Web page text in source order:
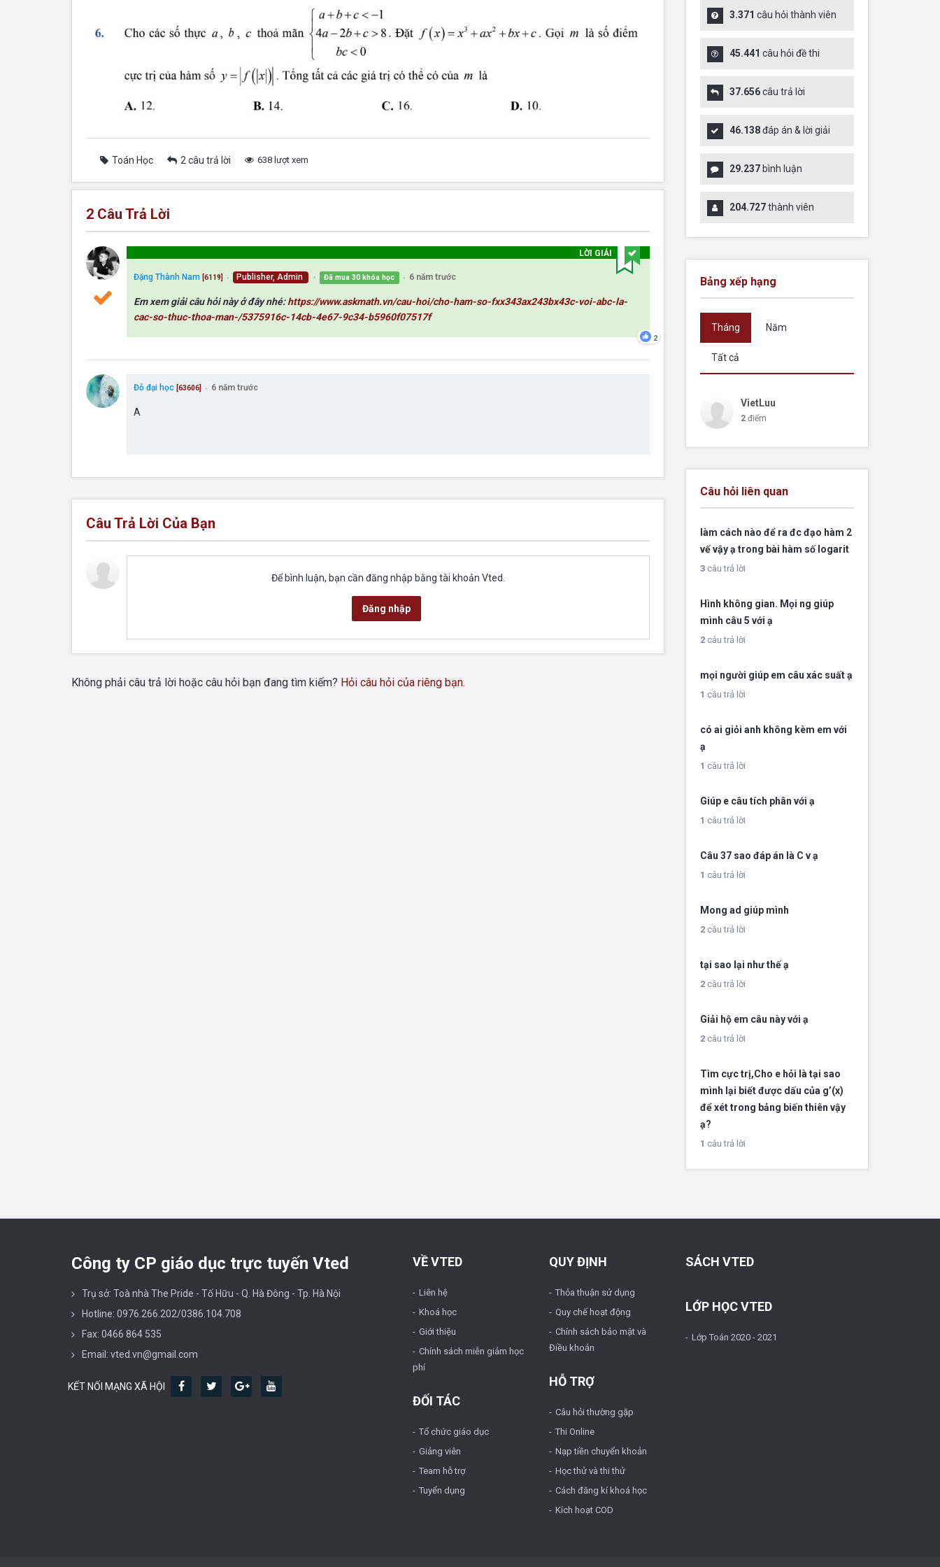
Toán Học 2 câu trả lời 638 lượt xem
2 Câu Trả Lời
LỜI GIẢI
Đặng Thành Nam [6119] ● Publisher, Admin ● Đã mua 30 khóa học ● 6 năm trước
Em xem giải câu hỏi này ở đây nhé:https://www.askmath.vn/cau-hoi/cho-ham-so-fxx343ax243bx43c-voi-abc-la-
cac-so-thuc-thoa-man-/5375916c-14cb-4e67-9c34-b5960f07517f
2
Đỗ đại học [63606] ● 6 năm trước
A
Câu Trả Lời Của Bạn
Để bình luận, bạn cần đăng nhập bằng tài khoản Vted.
Đăng nhập
Không phải câu trả lời hoặc câu hỏi bạn đang tìm kiếm? Hỏi câu hỏi của riêng bạn.
3.371 câu hỏi thành viên
45.441 câu hỏi đề thi
37.656câu trả lời
46.138đáp án & lời giải
29.237bình luận
204.727thành viên
Bảng xếp hạng
Tháng Năm
Tất cả
VietLuu
2điểm
Câu hỏi liên quan
làm cách nào để ra đc đạo hàm 2
vế vậy ạ trong bài hàm số logarit
3câu trả lời
Hình không gian. Mọi ng giúp
mình câu 5 với ạ
2câu trả lời
mọi người giúp em câu xác suất ạ
1 câu trả lời
có ai giỏi anh không kèm em với
ạ
1 câu trả lời
Giúp e câu tích phân với ạ
1 câu trả lời
Câu 37 sao đáp án là C v ạ
1 câu trả lời
Mong ad giúp mình
2câu trả lời
tại sao lại như thế ạ
2câu trả lời
Giải hộ em câu này với ạ
2câu trả lời
Tìm cực trị,Cho e hỏi là tại sao
mình lại biết được dấu của g’(x)
để xét trong bảng biến thiên vậy
ạ?
1 câu trả lời
Công ty CP giáo dục trực tuyến Vted
Trụ sở: Toà nhà The Pride - Tố Hữu - Q. Hà Đông - Tp. Hà Nội
Hotline: 0976.266.202/0386.104.708
Fax: 0466 864 535
Email: vted.vn@gmail.com
KẾT NỐI MẠNG XÃ HỘI
VỀ VTED
Liên hệ
Khoá học
Giới thiệu
Chính sách miễn giảm học
phí
ĐỐI TÁC
Tổ chức giáo dục
Giảng viên
Team hỗ trợ
Tuyển dụng
QUY ĐỊNH
Thỏa thuận sử dụng
Quy chế hoạt động
Chính sách bảo mật và
Điều khoản
HỖ TRỢ
Câu hỏi thường gặp
Thi Online
Nạp tiền chuyển khoản
Học thử và thi thử
Cách đăng kí khoá học
Kích hoạt COD
SÁCH VTED
LỚP HỌC VTED
Lớp Toán 2020 - 2021